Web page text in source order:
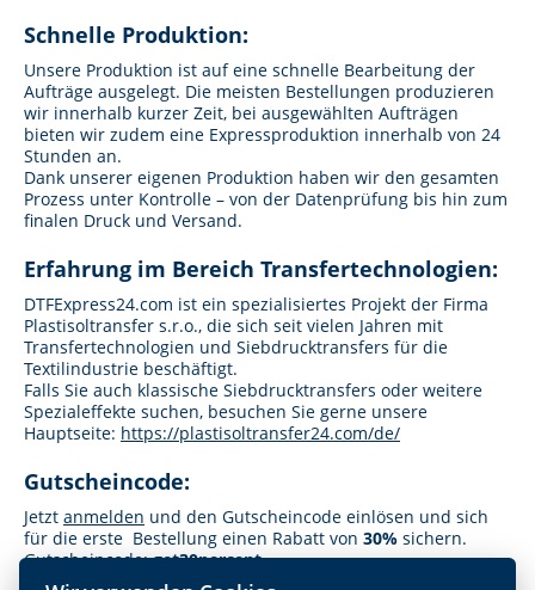
Schnelle Produktion:
Unsere Produktion ist auf eine schnelle Bearbeitung der
Aufträge ausgelegt. Die meisten Bestellungen produzieren
wir innerhalb kurzer Zeit, bei ausgewählten Aufträgen
bieten wir zudem eine Expressproduktion innerhalb von 24
Stunden an.
Dank unserer eigenen Produktion haben wir den gesamten
Prozess unter Kontrolle – von der Datenprüfung bis hin zum
finalen Druck und Versand.
Erfahrung im Bereich Transfertechnologien:
DTFExpress24.com ist ein spezialisiertes Projekt der Firma
Plastisoltransfer s.r.o., die sich seit vielen Jahren mit
Transfertechnologien und Siebdrucktransfers für die
Textilindustrie beschäftigt.
Falls Sie auch klassische Siebdrucktransfers oder weitere
Spezialeffekte suchen, besuchen Sie gerne unsere
Hauptseite: https://plastisoltransfer24.com/de/
Gutscheincode:
Jetzt anmelden und den Gutscheincode einlösen und sich
für die erste Bestellung einen Rabatt von 30% sichern.
Gutscheincode:get30percent